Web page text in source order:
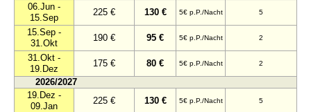
06.Jun -
15.Sep
225 € 130 € 5€ p.P./Nacht 5
15.Sep -
31.Okt
190 € 95 € 5€ p.P./Nacht 2
31.Okt -
19.Dez
175 € 80 € 5€ p.P./Nacht 2
2026/2027
19.Dez -
09.Jan
225 € 130 € 5€ p.P./Nacht 5